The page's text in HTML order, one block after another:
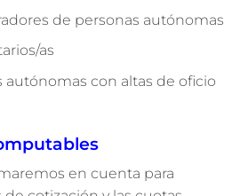
de personas autónomas
as
autónomas con altas de oficio
en cuenta para